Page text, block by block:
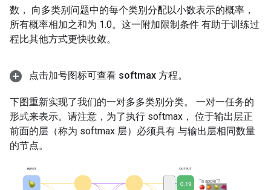
数， 向多类别问题中的每个类别分配以小数表示的概率，
所有概率相加之和为 1.0。这一附加限制条件 有助于训练过
程比其他方式更快收敛。
点击加号图标可查看 softmax 方程。
下图重新实现了我们的一对多多类别分类。 一对一任务的
形式来表示。请注意，为了执行 softmax， 位于输出层正
前面的层（称为 softmax 层）必须具有 与输出层相同数量
的节点。